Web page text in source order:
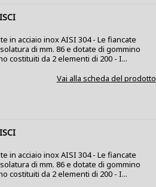
in acciaio inox AISI 304 - Le fiancate
di mm. 86 e dotate di gommino
costituiti da 2 elementi di 200 - I...
Vai alla scheda del prodotto
in acciaio inox AISI 304 - Le fiancate
di mm. 86 e dotate di gommino
costituiti da 2 elementi di 200 - I...